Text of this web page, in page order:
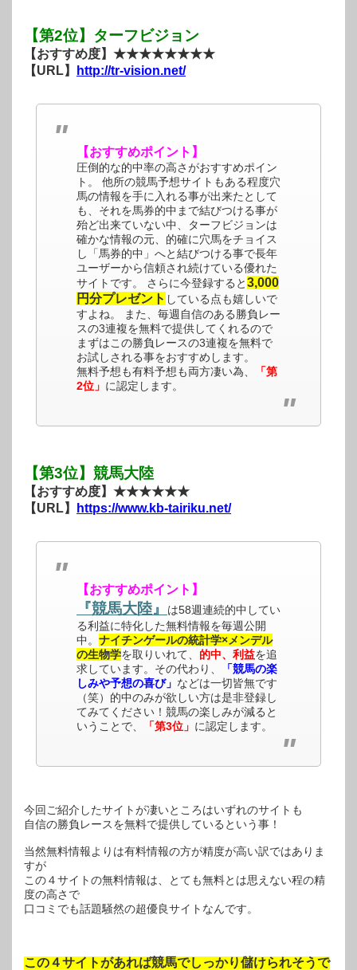
【第2位】ターフビジョン
【おすすめ度】★★★★★★★★
【URL】
http://tr-vision.net/
【おすすめポイント】
圧倒的な的中率の高さがおすすめポイン
ト。 他所の競馬予想サイトもある程度穴
馬の情報を手に入れる事が出来たとして
も、それを馬券的中まで結びつける事が
殆ど出来ていない中、ターフビジョンは
確かな情報の元、的確に穴馬をチョイス
し「馬券的中」へと結びつける事で長年
ユーザーから信頼され続けている優れた
サイトです。 さらに今登録すると3,000
円分プレゼント している点も嬉しいで
すよね。 また、毎週自信のある勝負レー
スの3連複を無料で提供してくれるので
まずはこの勝負レースの3連複を無料で
お試しされる事をおすすめします。
無料予想も有料予想も両方凄い為、
「第
2位」 に認定します。
【第3位】競馬大陸
【おすすめ度】★★★★★★
【URL】
https://www.kb-tairiku.net/
【おすすめポイント】
『競馬大陸』
は58週連続的中してい
る利益に特化した無料情報を毎週公開
中。 ナイチンゲールの統計学×メンデル
の生物学を取りいれて、 的中、利益を追
求しています。その代わり、
「競馬の楽
しみや予想の喜び」 などは一切皆無です
（笑）的中のみが欲しい方は是非登録し
てみてください！競馬の楽しみが減ると
いうことで、
「第3位」 に認定します。
今回ご紹介したサイトが凄いところはいずれのサイトも
自信の勝負レースを無料で提供しているという事！
当然無料情報よりは有料情報の方が精度が高い訳ではありま
すが
この４サイトの無料情報は、とても無料とは思えない程の精
度の高さで
口コミでも話題騒然の超優良サイトなんです。
この４サイトがあれば競馬でしっかり儲けられそうで